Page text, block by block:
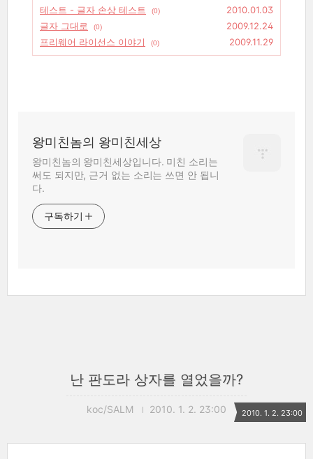
테스트 - 글자 손상 테스트
(0)
2010.01.03
글자 그대로
(0)
2009.12.24
프리웨어 라이선스 이야기
(0) 2009.11.29
왕미친놈의 왕미친세상
왕미친놈의 왕미친세상입니다. 미친 소리는
써도 되지만, 근거 없는 소리는 쓰면 안 됩니
다.
구독하기
난 판도라 상자를 열었을까?
koc/SALM 2010. 1. 2. 23:00 2010. 1. 2. 23:00